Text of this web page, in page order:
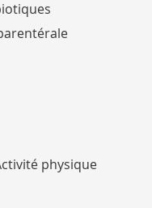
physique